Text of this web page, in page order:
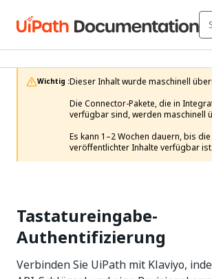
Wichtig :Dieser Inhalt wurde maschinell
Die Connector-Pakete, die in
verfügbar sind, werden maschinell
Es kann 1–2 Wochen dauern, bis
veröffentlichter Inhalte verfügbar ist.
Tastatureingabe-
Authentifizierung
Verbinden Sie UiPath mit Klaviyo,